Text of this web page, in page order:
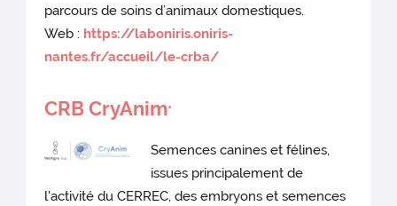
parcours de soins d’animaux domestiques.
Web : https://laboniris.oniris-
nantes.fr/accueil/le-crba/
CRB CryAnim*
Semences canines et félines,
issues principalement de
l'activité du CERREC, des embryons et semences